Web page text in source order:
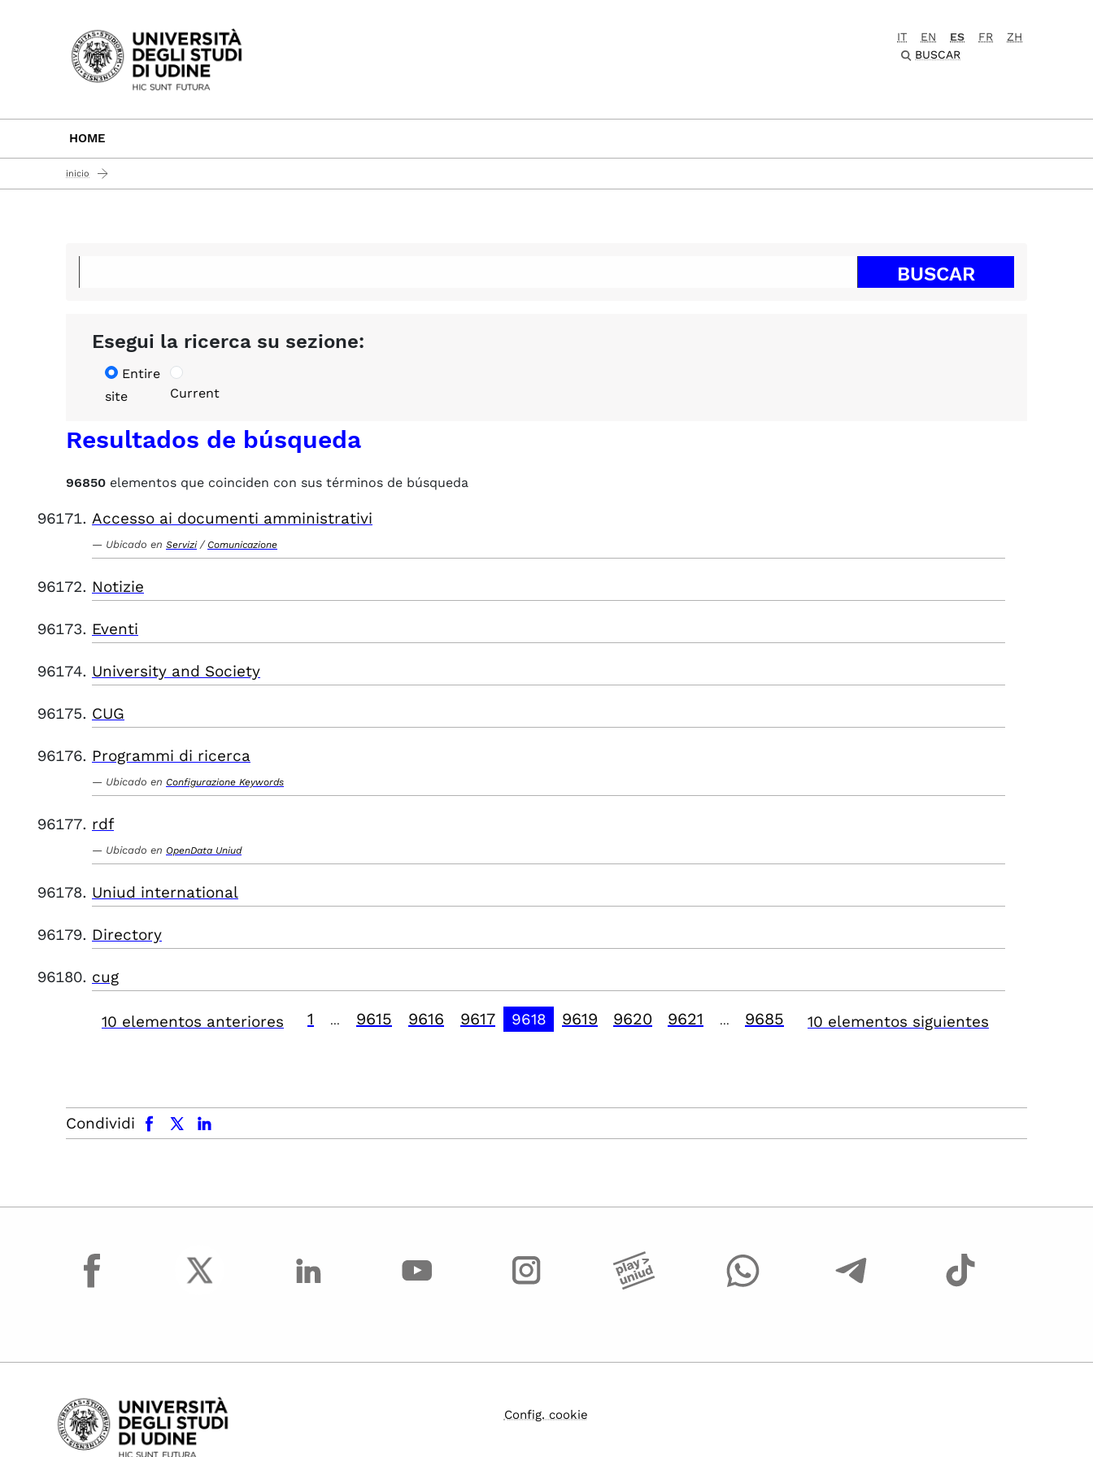
Passa al contenuto principale
IT EN ES FR
ZH
BUSCAR
HOME
inicio
Esegui la ricerca su sezione:
Entire
site
Current
Resultados de búsqueda
96850 elementos que coinciden con sus términos de búsqueda
Accesso ai documenti amministrativi
Ubicado en Servizi / Comunicazione
Notizie
Eventi
University and Society
CUG
Programmi di ricerca
Ubicado en Configurazione Keywords
rdf
Ubicado en OpenData Uniud
Uniud international
Directory
cug
10 elementos anteriores 1 9615 9616 9617 9618 9619 9620 9621 9685 10 elementos siguientes
Condividi
facebook x.com linkedin
facebook
Config. cookie